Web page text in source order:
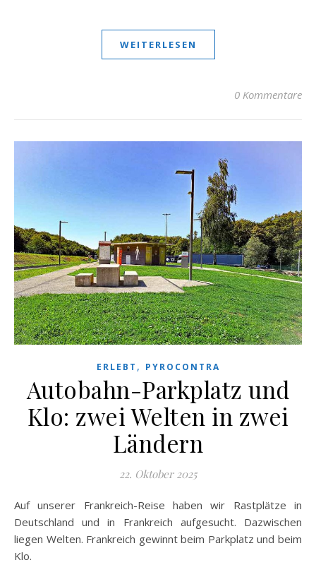
WEITERLESEN
0 Kommentare
ERLEBT , PYROCONTRA
Autobahn-Parkplatz und
Klo: zwei Welten in zwei
Ländern
22. Oktober 2025
Auf unserer Frankreich-Reise haben wir Rastplätze in
Deutschland und in Frankreich aufgesucht. Dazwischen
liegen Welten. Frankreich gewinnt beim Parkplatz und beim
Klo.